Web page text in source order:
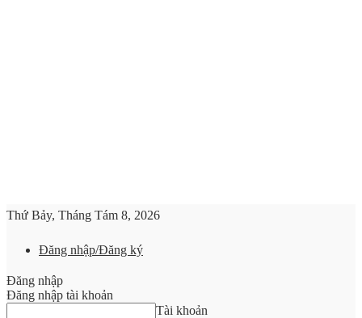
Thứ Bảy, Tháng Tám 8, 2026
Đăng nhập/Đăng ký
Đăng nhập
Đăng nhập tài khoản
Tài khoản